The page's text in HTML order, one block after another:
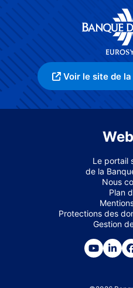
Voir le site de
Le portail
de la
Nous
Plan
Protections des
Gestion